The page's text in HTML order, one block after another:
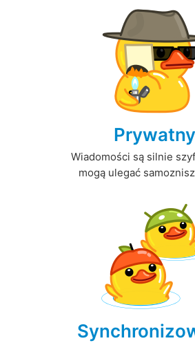
Prywatny
Wiadomości są silnie
mogą ulegać